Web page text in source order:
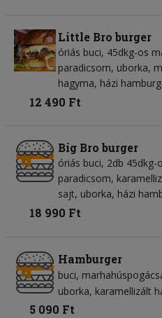
Little Bro burger
óriás buci, 45dkg-os
paradicsom, uborka,
hagyma, házi
12 490 Ft
Big Bro burger
óriás buci, 2db
paradicsom,
sajt, uborka, házi
18 990 Ft
Hamburger
buci
uborka karamellizált
5 090 Ft